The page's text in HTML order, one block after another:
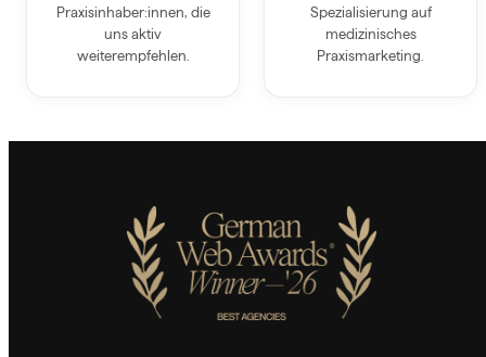
Praxisinhaber:innen, die
uns aktiv
weiterempfehlen.
Spezialisierung auf
medizinisches
Praxismarketing.